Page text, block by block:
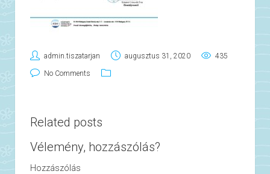
admin.tiszatarjan augusztus 31, 2020 435
No Comments
Related posts
Vélemény, hozzászólás?
Hozzászólás